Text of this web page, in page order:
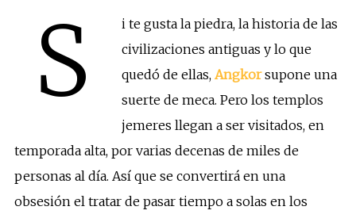
S
i te gusta la piedra, la historia de las
civilizaciones antiguas y lo que
quedó de ellas, Angkorsupone una
suerte de meca. Pero los templos
jemeres llegan a ser visitados, en
temporada alta, por varias decenas de miles de
personas al día. Así que se convertirá en una
obsesión el tratar de pasar tiempo a solas en los